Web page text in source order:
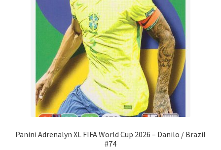
Panini Adrenalyn XL FIFA World Cup 2026 – Danilo / Brazil
#74